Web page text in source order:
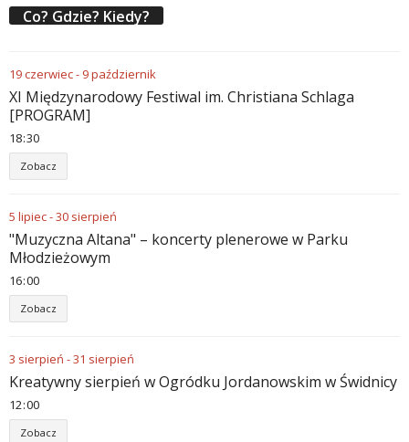
Co? Gdzie? Kiedy?
19czerwiec- 9październik
XI Międzynarodowy Festiwal im. Christiana Schlaga
[PROGRAM]
18:30
Zobacz
5 lipiec-30 sierpień
"Muzyczna Altana" – koncerty plenerowe w Parku
Młodzieżowym
16:00
Zobacz
3 sierpień -31 sierpień
Kreatywny sierpień w Ogródku Jordanowskim w Świdnicy
12:00
Zobacz